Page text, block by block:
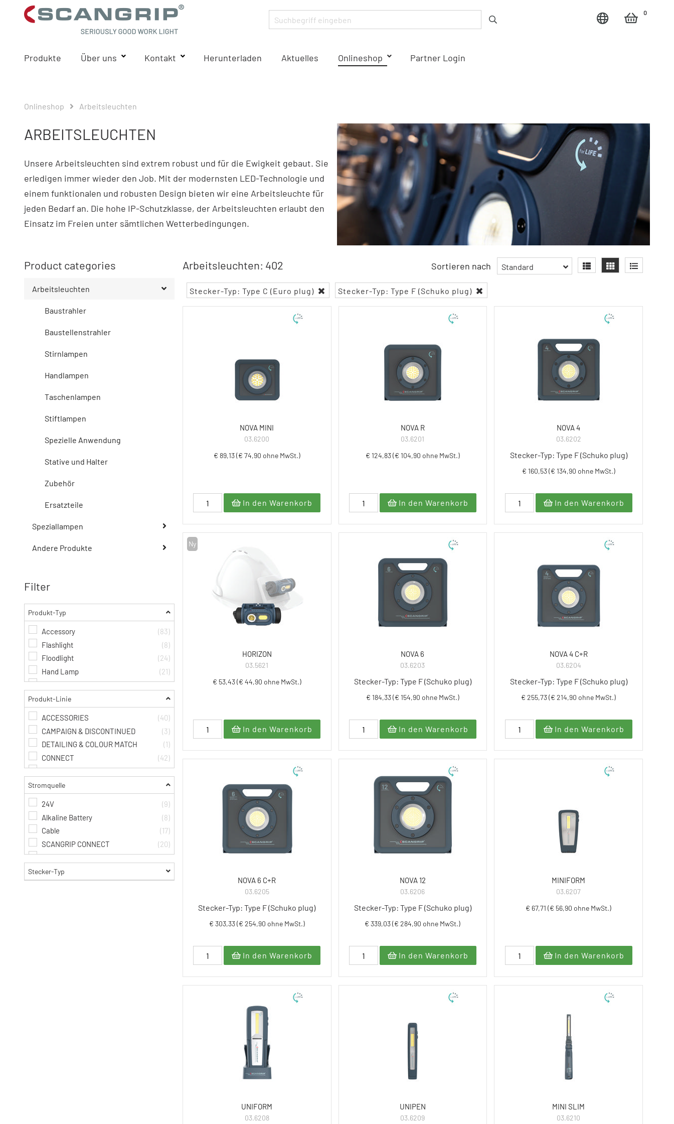
0
Produkte Über uns Kontakt Herunterladen Aktuelles Onlineshop Partner Login
Onlineshop Arbeitsleuchten
ARBEITSLEUCHTEN
Unsere Arbeitsleuchten sind extrem robust und für die Ewigkeit gebaut. Sie
erledigen immer wieder den Job. Mit der modernsten LED-Technologie und
einem funktionalen und robusten Design bieten wir eine Arbeitsleuchte für
jeden Bedarf an. Die hohe IP-Schutzklasse, der Arbeitsleuchten erlaubt den
Einsatz im Freien unter sämtlichen Wetterbedingungen.
Product categories
Arbeitsleuchten
Baustrahler
Baustellenstrahler
Stirnlampen
Handlampen
Taschenlampen
Stiftlampen
Spezielle Anwendung
Stative und Halter
Zubehör
Ersatzteile
Speziallampen
Andere Produkte
Filter
Produkt-Typ
Accessory
(83)
Flashlight
(8)
Floodlight
(24)
Hand Lamp
(21)
Head Lamp
(8)
Kit
(3)
(5)
(219)
(4)
(9)
Tubelight
(10)
Produkt-Linie
ACCESSORIES
(40)
CAMPAIGN & DISCONTINUED
(3)
DETAILING & COLOUR MATCH
(1)
CONNECT
(42)
WORK LIGHTS
(74)
Stromquelle
24V
(9)
Alkaline Battery
(8)
Cable
(17)
SCANGRIP CONNECT
(20)
C+R
(5)
Rechargeable Battery
(72)
Stecker-Typ
Arbeitsleuchten: 402 Sortieren nach Standard
Stecker-Typ: Type C (Euro plug) Stecker-Typ: Type F (Schuko plug)
NOVA MINI
03.6200
€ 89,13 (€ 74,90 ohne MwSt.)
In den Warenkorb
NOVA R
03.6201
€ 124,83 (€ 104,90 ohne MwSt.)
In den Warenkorb
NOVA 4
03.6202
Stecker-Typ: Type F (Schuko plug)
€ 160,53 (€ 134,90 ohne MwSt.)
In den Warenkorb
Ny
HORIZON
03.5621
€ 53,43 (€ 44,90 ohne MwSt.)
In den Warenkorb
NOVA 6
03.6203
Stecker-Typ: Type F (Schuko plug)
€ 184,33 (€ 154,90 ohne MwSt.)
In den Warenkorb
NOVA 4 C+R
03.6204
Stecker-Typ: Type F (Schuko plug)
€ 255,73 (€ 214,90 ohne MwSt.)
In den Warenkorb
NOVA 6 C+R
03.6205
Stecker-Typ: Type F (Schuko plug)
€ 303,33 (€ 254,90 ohne MwSt.)
In den Warenkorb
NOVA 12
03.6206
Stecker-Typ: Type F (Schuko plug)
€ 339,03 (€ 284,90 ohne MwSt.)
In den Warenkorb
MINIFORM
03.6207
€ 67,71 (€ 56,90 ohne MwSt.)
In den Warenkorb
UNIFORM
03.6208
UNIPEN
03.6209
MINI SLIM
03.6210